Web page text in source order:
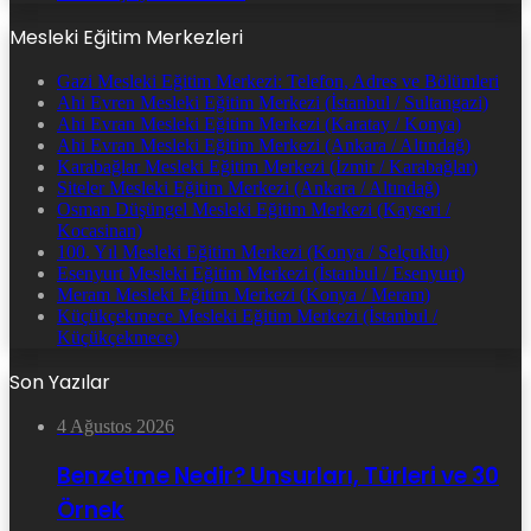
Mesleki Eğitim Merkezleri
Gazi Mesleki Eğitim Merkezi: Telefon, Adres ve Bölümleri
Ahi Evren Mesleki Eğitim Merkezi (İstanbul / Sultangazi)
Ahi Evran Mesleki Eğitim Merkezi (Karatay / Konya)
Ahi Evran Mesleki Eğitim Merkezi (Ankara / Altındağ)
Karabağlar Mesleki Eğitim Merkezi (İzmir / Karabağlar)
Siteler Mesleki Eğitim Merkezi (Ankara / Altındağ)
Osman Düşüngel Mesleki Eğitim Merkezi (Kayseri /
Kocasinan)
100. Yıl Mesleki Eğitim Merkezi (Konya / Selçuklu)
Esenyurt Mesleki Eğitim Merkezi (İstanbul / Esenyurt)
Meram Mesleki Eğitim Merkezi (Konya / Meram)
Küçükçekmece Mesleki Eğitim Merkezi (İstanbul /
Küçükçekmece)
Son Yazılar
4 Ağustos 2026
Benzetme Nedir? Unsurları, Türleri ve 30
Örnek